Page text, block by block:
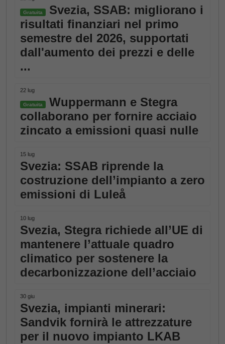
Gratuita
Svezia, SSAB: migliorano i
risultati finanziari nel primo
semestre del 2026, supportati
dall'aumento dei prezzi e delle
...
22 lug
Gratuita
Wuppermann e Stegra
collaborano per fornire acciaio
zincato a emissioni quasi nulle
15 lug
Svezia: SSAB riprende la
costruzione dell’impianto a zero
emissioni di Luleå
10 lug
Svezia, Stegra richiede all’UE di
mantenere l’attuale quadro
climatico per sostenere la
decarbonizzazione dell’acciaio
30 giu
Svezia, impianti minerari:
Sandvik fornirà le attrezzature
per il nuovo impianto LKAB